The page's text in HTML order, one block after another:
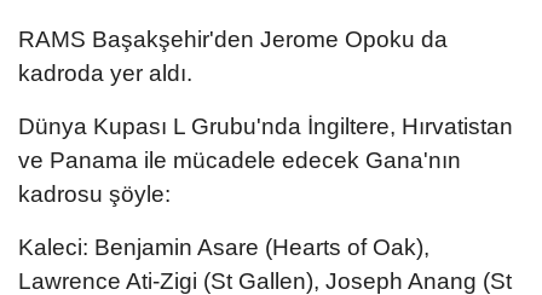
RAMS Başakşehir'den Jerome Opoku da
kadroda yer aldı.
Dünya Kupası L Grubu'nda İngiltere, Hırvatistan
ve Panama ile mücadele edecek Gana'nın
kadrosu şöyle:
Kaleci: Benjamin Asare (Hearts of Oak),
Lawrence Ati-Zigi (St Gallen), Joseph Anang (St